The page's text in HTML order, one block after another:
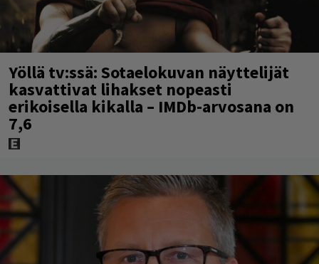
Yöllä tv:ssä: Sotaelokuvan näyttelijät
kasvattivat lihakset nopeasti
erikoisella kikalla – IMDb-arvosana on
7,6